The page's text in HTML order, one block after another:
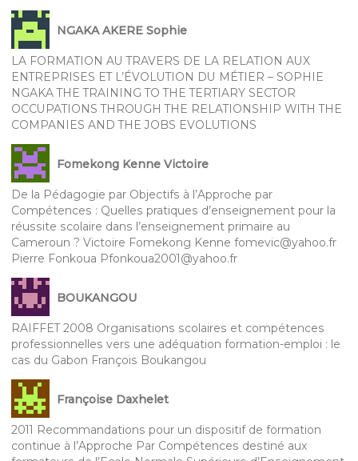
NGAKA AKERE Sophie
LA FORMATION AU TRAVERS DE LA RELATION AUX
ENTREPRISES ET L’ÉVOLUTION DU MÉTIER – SOPHIE
NGAKA THE TRAINING TO THE TERTIARY SECTOR
OCCUPATIONS THROUGH THE RELATIONSHIP WITH THE
COMPANIES AND THE JOBS EVOLUTIONS
Fomekong Kenne Victoire
De la Pédagogie par Objectifs à l’Approche par
Compétences : Quelles pratiques d’enseignement pour la
réussite scolaire dans l’enseignement primaire au
Cameroun ? Victoire Fomekong Kenne fomevic@yahoo.fr
Pierre Fonkoua Pfonkoua2001@yahoo.fr
BOUKANGOU
RAIFFET 2008 Organisations scolaires et compétences
professionnelles vers une adéquation formation-emploi : le
cas du Gabon François Boukangou
Françoise Daxhelet
2011 Recommandations pour un dispositif de formation
continue à l’Approche Par Compétences destiné aux